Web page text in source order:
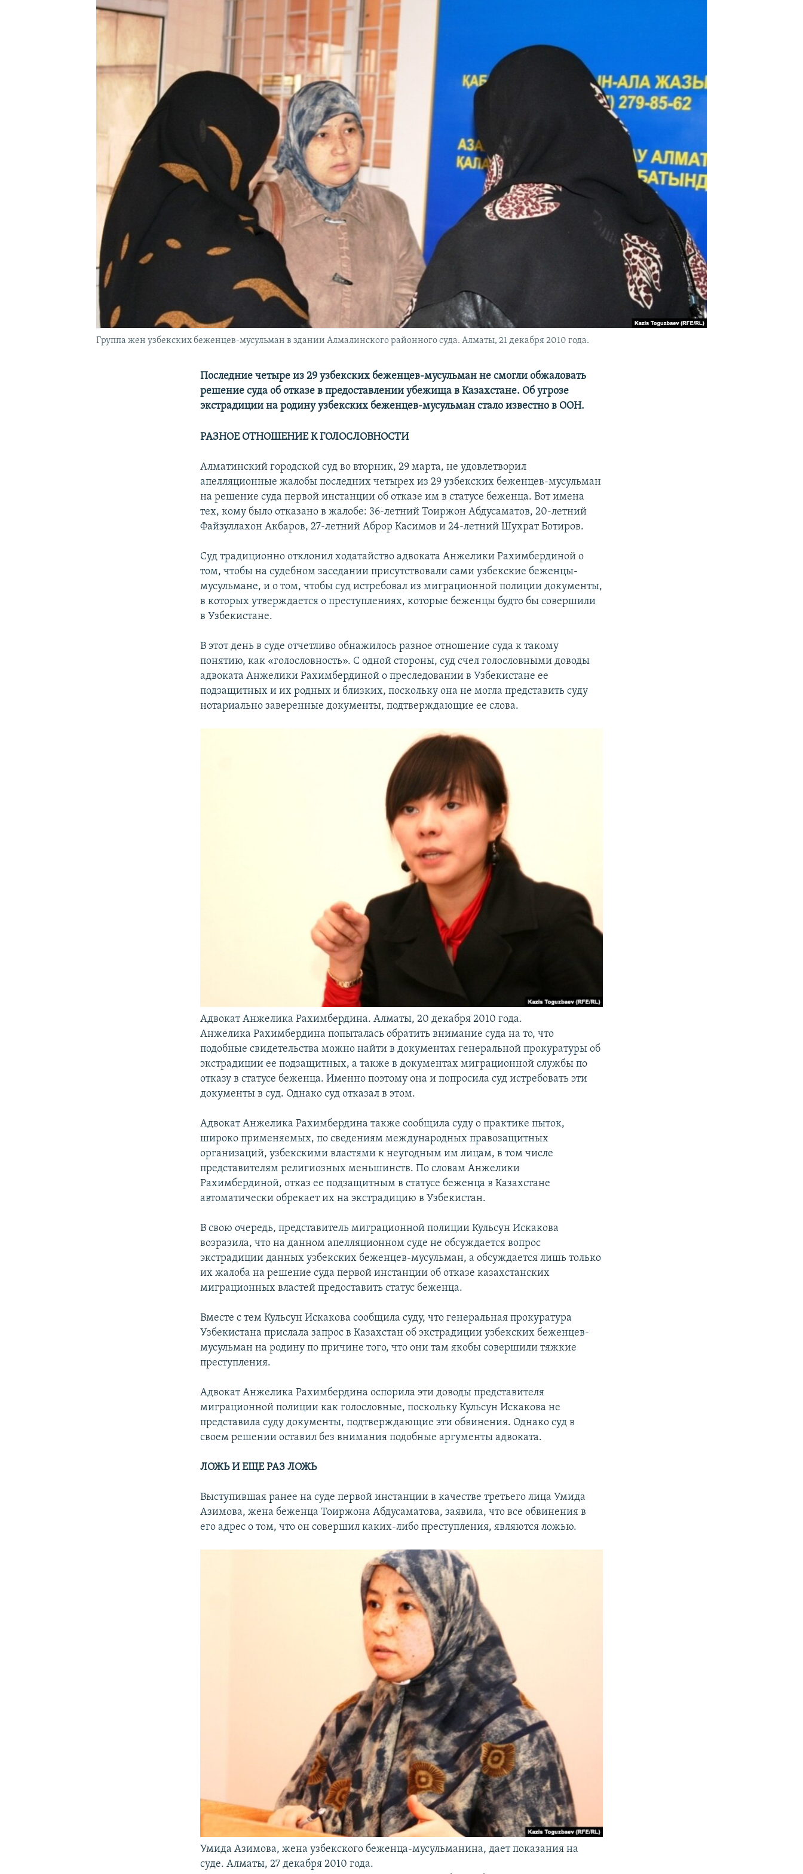
Группа жен узбекских беженцев-мусульман в здании Алмалинского районного суда. Алматы, 21 декабря 2010 года.
Последние четыре из 29 узбекских беженцев-мусульман не смогли обжаловать
решение суда об отказе в предоставлении убежища в Казахстане. Об угрозе
экстрадиции на родину узбекских беженцев-мусульман стало известно в ООН.
РАЗНОЕ ОТНОШЕНИЕ К ГОЛОСЛОВНОСТИ
Алматинский городской суд во вторник, 29 марта, не удовлетворил
апелляционные жалобы последних четырех из 29 узбекских беженцев-мусульман
на решение суда первой инстанции об отказе им в статусе беженца. Вот имена
тех, кому было отказано в жалобе: 36-летний Тоиржон Абдусаматов, 20-летний
Файзуллахон Акбаров, 27-летний Аброр Касимов и 24-летний Шухрат Ботиров.
Суд традиционно отклонил ходатайство адвоката Анжелики Рахимбердиной о
том, чтобы на судебном заседании присутствовали сами узбекские беженцы-
мусульмане, и о том, чтобы суд истребовал из миграционной полиции документы,
в которых утверждается о преступлениях, которые беженцы будто бы совершили
в Узбекистане.
В этот день в суде отчетливо обнажилось разное отношение суда к такому
понятию, как «голословность». С одной стороны, суд счел голословными доводы
адвоката Анжелики Рахимбердиной о преследовании в Узбекистане ее
подзащитных и их родных и близких, поскольку она не могла представить суду
нотариально заверенные документы, подтверждающие ее слова.
Адвокат Анжелика Рахимбердина. Алматы, 20 декабря 2010 года.
Анжелика Рахимбердина попыталась обратить внимание суда на то, что
подобные свидетельства можно найти в документах генеральной прокуратуры об
экстрадиции ее подзащитных, а также в документах миграционной службы по
отказу в статусе беженца. Именно поэтому она и попросила суд истребовать эти
документы в суд. Однако суд отказал в этом.
Адвокат Анжелика Рахимбердина также сообщила суду о практике пыток,
широко применяемых, по сведениям международных правозащитных
организаций, узбекскими властями к неугодным им лицам, в том числе
представителям религиозных меньшинств. По словам Анжелики
Рахимбердиной, отказ ее подзащитным в статусе беженца в Казахстане
автоматически обрекает их на экстрадицию в Узбекистан.
В свою очередь, представитель миграционной полиции Кульсун Искакова
возразила, что на данном апелляционном суде не обсуждается вопрос
экстрадиции данных узбекских беженцев-мусульман, а обсуждается лишь только
их жалоба на решение суда первой инстанции об отказе казахстанских
миграционных властей предоставить статус беженца.
Вместе с тем Кульсун Искакова сообщила суду, что генеральная прокуратура
Узбекистана прислала запрос в Казахстан об экстрадиции узбекских беженцев-
мусульман на родину по причине того, что они там якобы совершили тяжкие
преступления.
Адвокат Анжелика Рахимбердина оспорила эти доводы представителя
миграционной полиции как голословные, поскольку Кульсун Искакова не
представила суду документы, подтверждающие эти обвинения. Однако суд в
своем решении оставил без внимания подобные аргументы адвоката.
ЛОЖЬ И ЕЩЕ РАЗ ЛОЖЬ
Выступившая ранее на суде первой инстанции в качестве третьего лица Умида
Азимова, жена беженца Тоиржона Абдусаматова, заявила, что все обвинения в
его адрес о том, что он совершил каких-либо преступления, являются ложью.
Умида Азимова, жена узбекского беженца-мусульманина, дает показания на
суде. Алматы, 27 декабря 2010 года.